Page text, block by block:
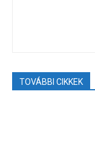
TOVÁBBI CIKKEK